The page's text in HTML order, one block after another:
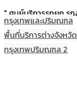
" ศูนย์บริการรถยก ร
กรุงเทพและปริมณฑล
พื้นที่บริการต่างจังหวัด
กรุงเทพปริมณฑล 2